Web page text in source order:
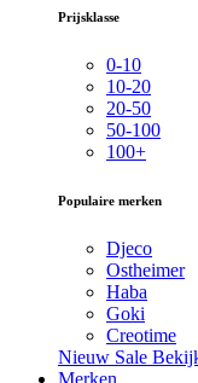
Prijsklasse
0-10
10-20
20-50
50-100
100+
Populaire merken
Djeco
Ostheimer
Haba
Goki
Creotime
Nieuw Sale
Merken